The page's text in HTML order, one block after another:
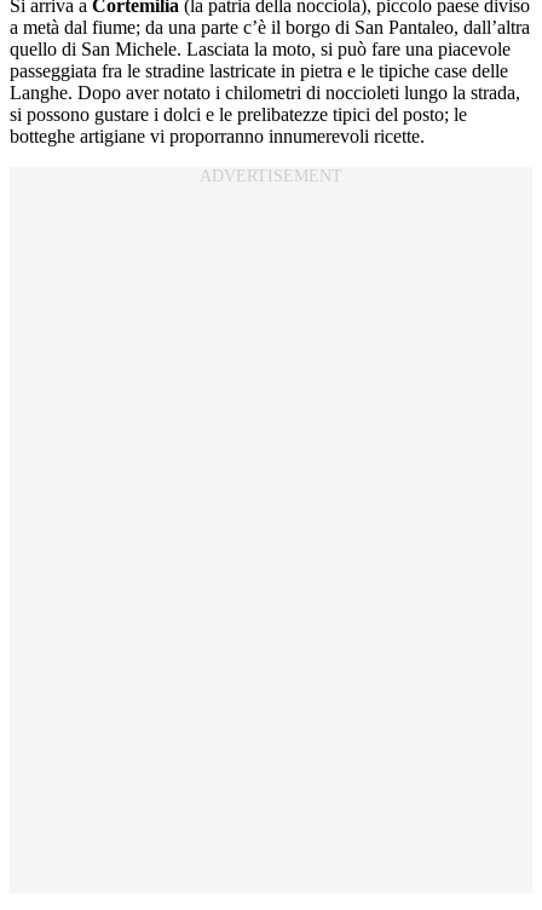
Si arriva a Cortemilia (la patria della nocciola), piccolo paese diviso
a metà dal fiume; da una parte c’è il borgo di San Pantaleo, dall’altra
quello di San Michele. Lasciata la moto, si può fare una piacevole
passeggiata fra le stradine lastricate in pietra e le tipiche case delle
Langhe. Dopo aver notato i chilometri di noccioleti lungo la strada,
si possono gustare i dolci e le prelibatezze tipici del posto; le
botteghe artigiane vi proporranno innumerevoli ricette.